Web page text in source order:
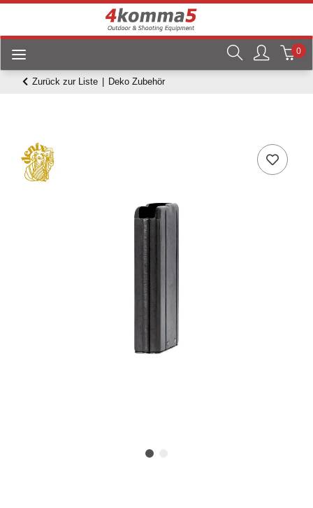
0
Zurück zur Liste Deko Zubehör